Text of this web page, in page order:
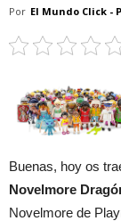
Por El Mundo Click -
Buenas, hoy os
Novelmore
Novelmore de